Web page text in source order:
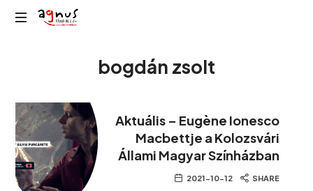
Agnus
bogdán zsolt
Aktuális – Eugène Ionesco
Macbettje a Kolozsvári
Állami Magyar Színházban
2021-10-12 SHARE